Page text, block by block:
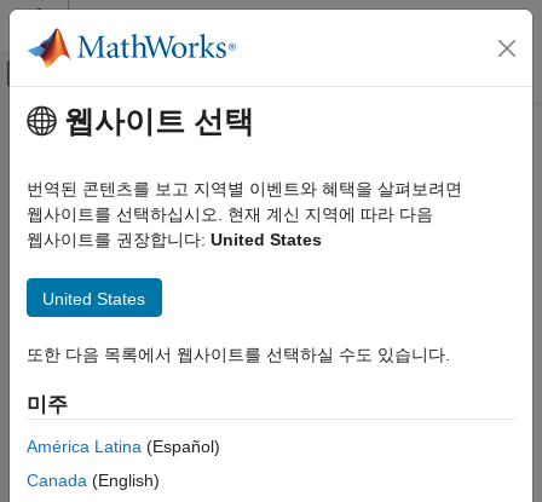
콘텐츠로 바로 가기
오프캔버스 탐색 메뉴 토글
문서 홈
주요 콘텐츠
이 페이지가 얼마나 도움이 되었습니까?
웹사이트 선택
번역된 콘텐츠를 보고 지역별 이벤트와 혜택을 살펴보려면
웹사이트를 선택하십시오. 현재 계신 지역에 따라 다음
웹사이트를 권장합니다: United States
United States
또한 다음 목록에서 웹사이트를 선택하실 수도 있습니다.
미주
América Latina (Español)
Canada (English)